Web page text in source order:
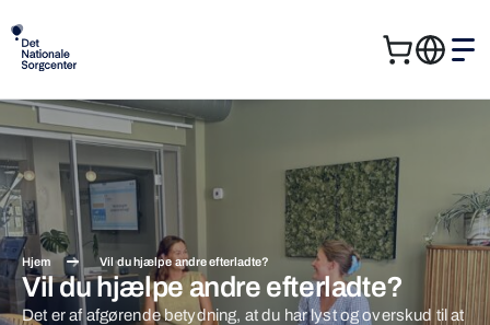
Kurv
Søg
efter:
Hjem Vil du hjælpe andre efterladte?
Vil du hjælpe andre efterladte?
Det er af afgørende betydning, at du har lyst og overskud til at